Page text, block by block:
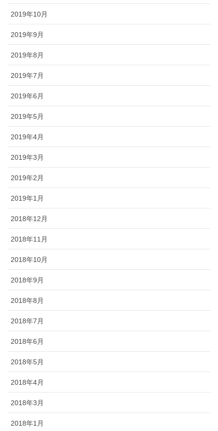
2019年10月
2019年9月
2019年8月
2019年7月
2019年6月
2019年5月
2019年4月
2019年3月
2019年2月
2019年1月
2018年12月
2018年11月
2018年10月
2018年9月
2018年8月
2018年7月
2018年6月
2018年5月
2018年4月
2018年3月
2018年1月